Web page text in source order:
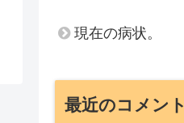
現在の病状。
最近のコメント